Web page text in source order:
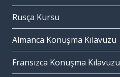
Rusça Kursu
Almanca Konuşma Kılavuzu
Fransızca Konuşma Kılavuzu